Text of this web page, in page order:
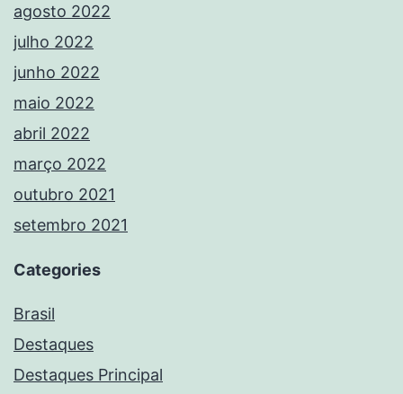
agosto 2022
julho 2022
junho 2022
maio 2022
abril 2022
março 2022
outubro 2021
setembro 2021
Categories
Brasil
Destaques
Destaques Principal